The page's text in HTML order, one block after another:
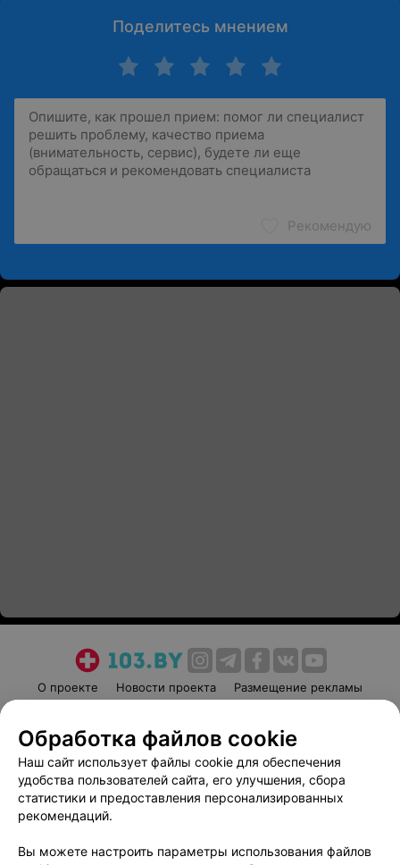
Поделитесь мнением
Рекомендую
О проекте Новости проекта
Размещение рекламы
Пользовательское соглашение
Способы оплаты
Вакансии
Партнеры
Написать руководителю 103.by
Обработка файлов cookie
Наш сайт использует файлы cookie для обеспечения
удобства пользователей сайта, его улучшения, сбора
статистики и предоставления персонализированных
рекомендаций.
Вы можете настроить параметры использования файлов